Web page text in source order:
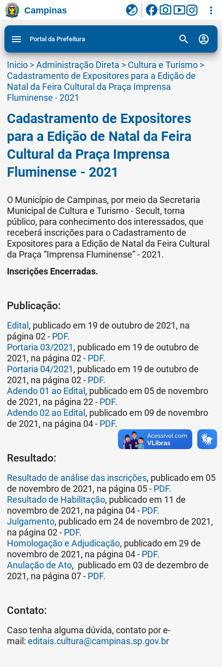
Ir para conteudo
Ir para menu do site da Prefeitura de Campinas
Ligar/Desligar contraste visual de tela para
acessibilidade
3
Campinas flaky facebookphoto_camerasmart_display more_vert
menu Portal da Prefeitura search account_circle
Inicio>Administração Direta > Cultura e Turismo >
Cadastramento de Expositores para a Edição de
Natal da Feira Cultural da Praça Imprensa
Fluminense - 2021
Cadastramento de Expositores
para a Edição de Natal da Feira
Cultural da Praça Imprensa
Fluminense - 2021
O Município de Campinas, por meio da Secretaria
Municipal de Cultura e Turismo - Secult, torna
público, para conhecimento dos interessados, que
receberá inscrições para o Cadastramento de
Expositores para a Edição de Natal da Feira Cultural
da Praça “Imprensa Fluminense” - 2021.
Inscrições Encerradas.
Publicação:
Edital , publicado em 19 de outubro de 2021, na
página 02 - PDF.
Portaria 03/2021, publicado em 19 de outubro de
2021, na página 02 - PDF.
Portaria 04/2021, publicado em 19 de outubro de
2021, na página 02 -PDF.
Adendo 01 ao Edital , publicado em 05 de novembro
de 2021, na página 22 - PDF.
Adendo 02 ao Edital , publicado em 09 de novembro
de 2021, na página 04 - PDF.
Resultado:
Resultado de análise das inscrições, publicado em 05
de novembro de 2021, na página 05 - PDF.
Resultado de Habilitação, publicado em 11 de
novembro de 2021, na página 04 - PDF.
Julgamento, publicado em 24 de novembro de 2021,
na página 02 - PDF.
Homologação e Adjudicação, publicado em 29 de
novembro de 2021, na página 04 - PDF.
Anulação de Ato, publicado em 03 de dezembro de
2021, na página 07 - PDF.
Contato:
Caso tenha alguma dúvida, contato por e-
mail: editais.cultura@campinas.sp.gov.br